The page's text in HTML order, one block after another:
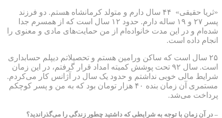
«ثریا حقیقی» ۴۴ سال دارم و متولد کرمانشاه هستم. دو فرزند
پسر ۲۷ و ۱۹ ساله دارم. حدود ۱۲ سال است که از همسرم جدا
شده‌ام و در این مدت خانواده‌ام از من حمایت‌های مادی و معنوی را
انجام داده است.
۲۵ سال است که ساکن ورامین هستم و تحصیلاتم دیپلم حسابداری
است. سال ۹۲ تحت پوشش کمیته امداد قرار گرفتم، در این زمان
شرایط مالی خوبی نداشتم و حدود یک سال در آژانس کار می‌کردم.
مستمری آن زمان بنده ۴۰ هزار تومان بود که به من و پسر کوچکم
پرداخت می‌شد.
– در آن زمان با توجه به شرایطی که داشتید چطور زندگی را می‌گذراندید؟